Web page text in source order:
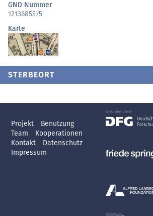
GND Nummer
1213685575
Karte
STERBEORT
Projekt
Benutzung
Team
Kooperationen
Kontakt
Datenschutz
Impressum